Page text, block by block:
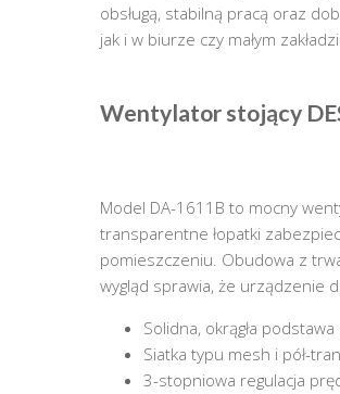
obsługą, stabilną pracą oraz
jak i w biurze czy małym
Wentylator stojący
Model DA-1611B to mocny
transparentne łopatki
pomieszczeniu. Obudowa z
wygląd sprawia, że urządzenie
Solidna, okrągła
Siatka typu mesh i pół-
3-stopniowa regulacja